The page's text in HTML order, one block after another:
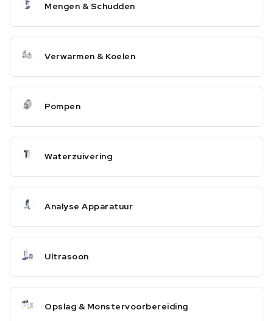
Mengen & Schudden
Verwarmen & Koelen
Pompen
Waterzuivering
Analyse Apparatuur
Ultrasoon
Opslag & Monstervoorbereiding